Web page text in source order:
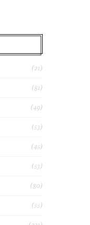
(21)
(81)
(49)
(53)
(45)
(53)
(80)
(55)